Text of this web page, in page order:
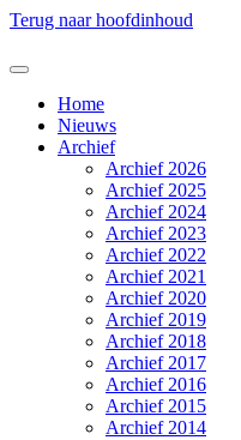
Terug naar hoofdinhoud
Home
Nieuws
Archief
Archief 2026
Archief 2025
Archief 2024
Archief 2023
Archief 2022
Archief 2021
Archief 2020
Archief 2019
Archief 2018
Archief 2017
Archief 2016
Archief 2015
Archief 2014